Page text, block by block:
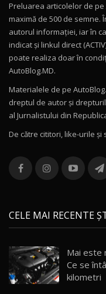
16:27
11
Noul
12
Noul
16:48
13
36:08
/17:27
15 14:37
Preluarea articolelor de pe
maximă de 500 de semne.
autorul informației, iar în
indicat și linkul direct
poate realiza doar în
AutoBlog.MD.
Materialele de pe
dreptul de autor și
al Jurnalistului din
De către cititori, like-urile şi
CELE MAI RECENTE
Mai este
Ce se
kilometri